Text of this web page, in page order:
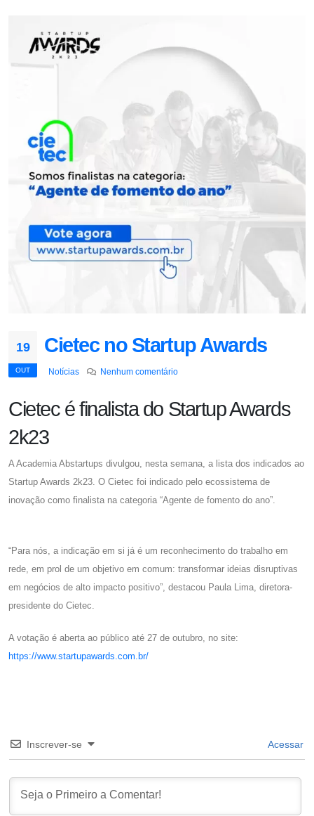
19
OUT
Cietec no Startup Awards
Notícias Nenhum comentário
Cietec é finalista do Startup Awards
2k23
A Academia Abstartups divulgou, nesta semana, a lista dos indicados ao
Startup Awards 2k23. O Cietec foi indicado pelo ecossistema de
inovação como finalista na categoria “Agente de fomento do ano”.
“Para nós, a indicação em si já é um reconhecimento do trabalho em
rede, em prol de um objetivo em comum: transformar ideias disruptivas
em negócios de alto impacto positivo”, destacou Paula Lima, diretora-
presidente do Cietec.
A votação é aberta ao público até 27 de outubro, no site:
https://www.startupawards.com.br/
Inscrever-se Acessar